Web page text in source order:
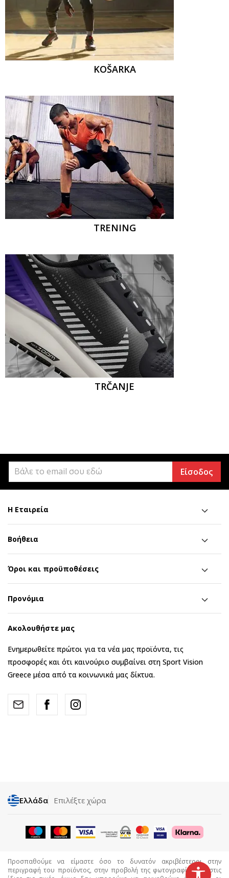
KOŠARKA
TRENING
TRČANJE
Είσοδος
Η Εταιρεία
Βοήθεια
Όροι και προϋποθέσεις
Προνόμια
Ακολουθήστε μας
Ενημερωθείτε πρώτοι για τα νέα μας προϊόντα, τις
προσφορές και ότι καινούριο συμβαίνει στη Sport Vision
Greece μέσα από τα κοινωνικά μας δίκτυα.
Ελλάδα Επιλέξτε χώρα
Προσπαθούμε να είμαστε όσο το δυνατόν ακριβέστεροι στην
περιγραφή του προϊόντος, στην προβολή της φωτογραφίας και στις